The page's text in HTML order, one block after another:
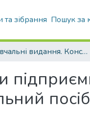
зібрання Пошук за
Навчальні видання. Конспекти лекцій